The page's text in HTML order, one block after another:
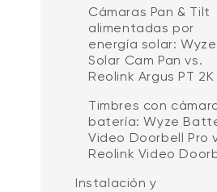
Cámaras Pan & Tilt
alimentadas por
energía solar: Wyze
Solar Cam Pan vs.
Reolink Argus PT 2K
Timbres con
batería: Wyze
Video Doorbell Pro
Reolink Video
Instalación y